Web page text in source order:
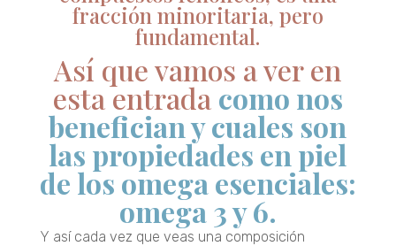
fracción minoritaria, pero
fundamental.
Así que vamos a ver en
esta entrada como nos
benefician y cuales son
las propiedades en piel
de los omega esenciales:
omega 3 y 6.
Y así cada vez que veas una composición